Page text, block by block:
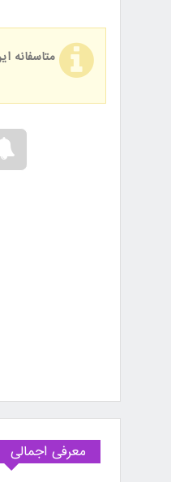
متاسفانه
معرفی اجمالی